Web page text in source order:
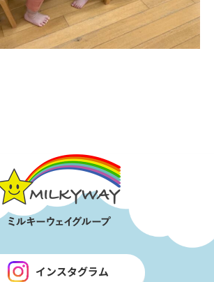
インスタグラム